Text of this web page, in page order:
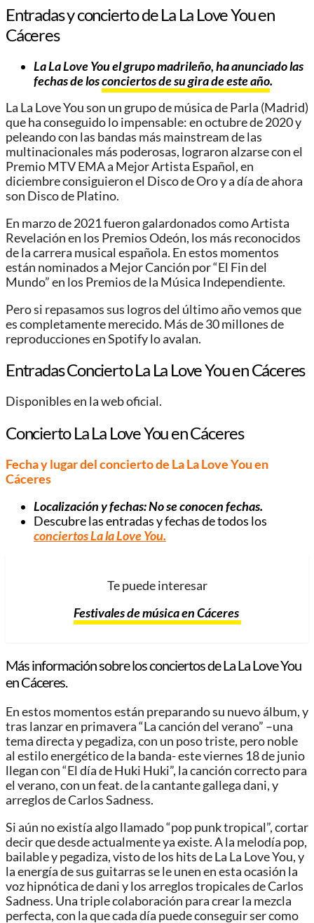
Entradas y concierto de La La Love You en
Cáceres
La La Love You el grupo madrileño, ha anunciado las
fechas de losconciertos de su gira de este año.
La La Love You son un grupo de música de Parla (Madrid)
que ha conseguido lo impensable: en octubre de 2020 y
peleando con las bandas más mainstream de las
multinacionales más poderosas, lograron alzarse con el
Premio MTV EMA a Mejor Artista Español, en
diciembre consiguieron el Disco de Oro y a día de ahora
son Disco de Platino.
En marzo de 2021 fueron galardonados como Artista
Revelación en los Premios Odeón, los más reconocidos
de la carrera musical española. En estos momentos
están nominados a Mejor Canción por “El Fin del
Mundo” en los Premios de la Música Independiente.
Pero si repasamos sus logros del último año vemos que
es completamente merecido. Más de 30 millones de
reproducciones en Spotify lo avalan.
Entradas Concierto La La Love You en Cáceres
Disponibles en la web oficial.
Concierto La La Love You en Cáceres
Fecha y lugar del concierto de La La Love You en
Cáceres
Localización y fechas: No se conocen fechas.
Descubre las entradas y fechas de todos los
conciertos La la Love You.
Te puede interesar
Festivales de música en Cáceres
Más información sobre los conciertos de La La Love You
en Cáceres.
En estos momentos están preparando su nuevo álbum, y
tras lanzar en primavera “La canción del verano” –una
tema directa y pegadiza, con un poso triste, pero noble
al estilo energético de la banda- este viernes 18 de junio
llegan con “El día de Huki Huki”, la canción correcto para
el verano, con un feat. de la cantante gallega dani, y
arreglos de Carlos Sadness.
Si aún no existía algo llamado “pop punk tropical”, cortar
decir que desde actualmente ya existe. A la melodía pop,
bailable y pegadiza, visto de los hits de La La Love You, y
la energía de sus guitarras se le unen en esta ocasión la
voz hipnótica de dani y los arreglos tropicales de Carlos
Sadness. Una triple colaboración para crear la mezcla
perfecta, con la que cada día puede conseguir ser como